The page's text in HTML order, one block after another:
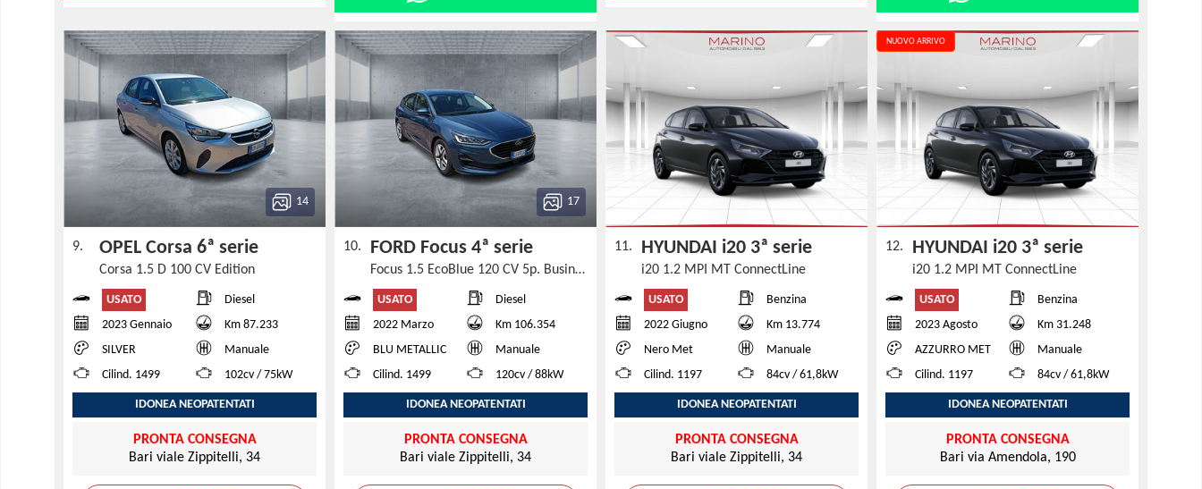
14
9. OPEL Corsa 6ª serie
Corsa 1.5 D 100 CV Edition
USATO
Diesel
2023 Gennaio
Km 87.233
SILVER
Manuale
Cilind. 1499
102cv / 75kW
IDONEA NEOPATENTATI
PRONTA CONSEGNA
Bari viale Zippitelli, 34
17
10. FORD Focus 4ª serie
Focus 1.5 EcoBlue 120 CV 5p. Business
USATO
Diesel
2022 Marzo
Km 106.354
BLU METALLIC
Manuale
Cilind. 1499
120cv / 88kW
IDONEA NEOPATENTATI
PRONTA CONSEGNA
Bari viale Zippitelli, 34
11. HYUNDAI i20 3ª serie
i20 1.2 MPI MT ConnectLine
USATO
Benzina
2022 Giugno
Km 13.774
Nero Met
Manuale
Cilind. 1197
84cv / 61,8kW
IDONEA NEOPATENTATI
PRONTA CONSEGNA
Bari viale Zippitelli, 34
NUOVO ARRIVO
12. HYUNDAI i20 3ª serie
i20 1.2 MPI MT ConnectLine
USATO
Benzina
2023 Agosto
Km 31.248
AZZURRO MET
Manuale
Cilind. 1197
84cv / 61,8kW
IDONEA NEOPATENTATI
PRONTA CONSEGNA
Bari via Amendola, 190